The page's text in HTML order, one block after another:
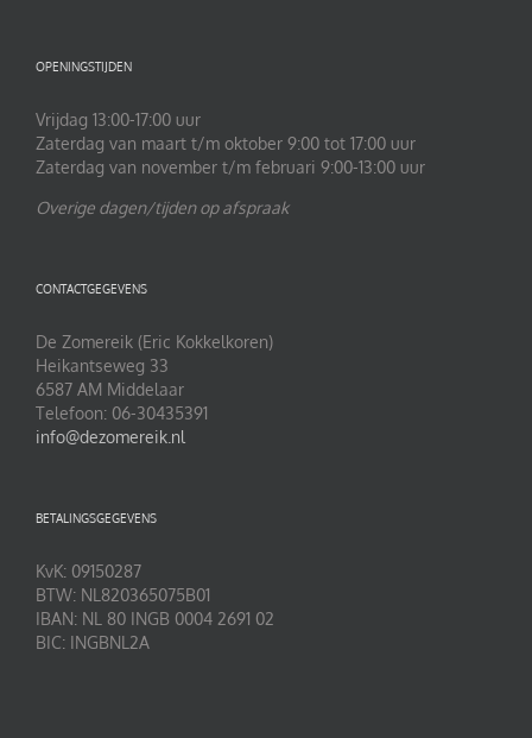
OPENINGSTIJDEN
Vrijdag 13:00-17:00 uur
Zaterdag van maart t/m oktober 9:00 tot 17:00 uur
Zaterdag van november t/m februari 9:00-13:00 uur
Overige dagen/tijden op afspraak
CONTACTGEGEVENS
De Zomereik (Eric Kokkelkoren)
Heikantseweg 33
6587 AM Middelaar
Telefoon: 06-30435391
info@dezomereik.nl
BETALINGSGEGEVENS
KvK: 09150287
BTW: NL820365075B01
IBAN: NL 80 INGB 0004 2691 02
BIC: INGBNL2A